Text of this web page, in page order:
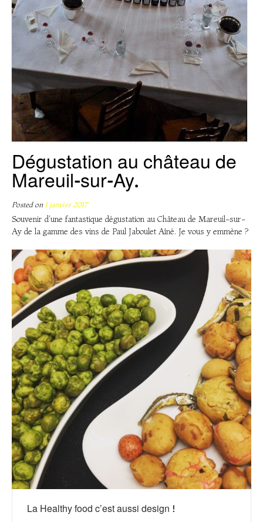
Dégustation au château de
Mareuil-sur-Ay.
Posted on 1 janvier 2017
Souvenir d'une fantastique dégustation au Château de Mareuil-sur-
Ay de la gamme des vins de Paul Jaboulet Aîné. Je vous y emmène ?
La Healthy food c’est aussi design !